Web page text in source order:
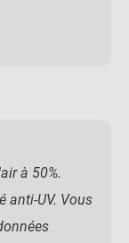
à 50%.
anti-UV. Vous